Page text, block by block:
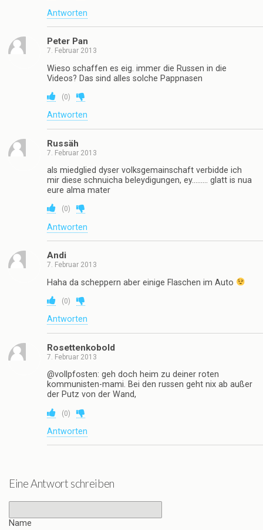
Antworten
Peter Pan
7. Februar 2013
Wieso schaffen es eig. immer die Russen in die
Videos? Das sind alles solche Pappnasen
(0)
Antworten
Russäh
7. Februar 2013
als miedglied dyser volksgemainschaft verbidde ich
mir diese schnuicha beleydigungen, ey……… glatt is nua
eure alma mater
(0)
Antworten
Andi
7. Februar 2013
Haha da scheppern aber einige Flaschen im Auto
(0)
Antworten
Rosettenkobold
7. Februar 2013
@vollpfosten: geh doch heim zu deiner roten
kommunisten-mami. Bei den russen geht nix ab außer
der Putz von der Wand,
(0)
Antworten
Eine Antwort schreiben
Name